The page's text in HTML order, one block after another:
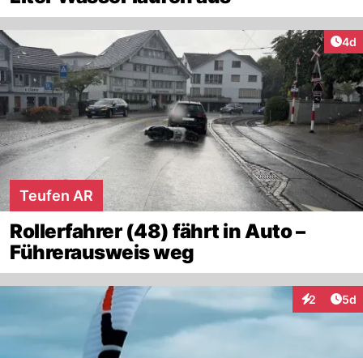
4d
Teufen AR
Rollerfahrer (48) fährt in Auto –
Führerausweis weg
2 5d